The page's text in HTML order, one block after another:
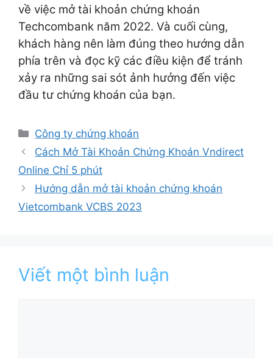
về việc mở tài khoản chứng khoán
Techcombank năm 2022. Và cuối cùng,
khách hàng nên làm đúng theo hướng dẫn
phía trên và đọc kỹ các điều kiện để tránh
xảy ra những sai sót ảnh hưởng đến việc
đầu tư chứng khoán của bạn.
Danh
mục
Công ty chứng khoán
Cách Mở Tài Khoản Chứng Khoán Vndirect
Online Chỉ 5 phút
Hướng dẫn mở tài khoản chứng khoán
Vietcombank VCBS 2023
Viết một bình luận